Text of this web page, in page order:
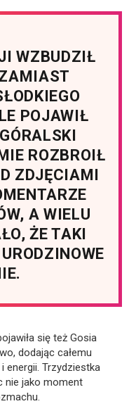
WZBUDZIŁ
POJAWIŁ
ROZBROIŁ
ZDJĘCIAMI
A WIELU
ŻE TAKI
się też Gosia
dodając całemu
energii. Trzydziestka
nie jako moment